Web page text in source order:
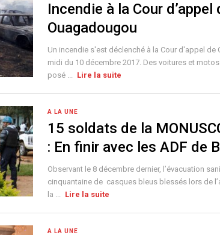
Incendie à la Cour d’appel
Ouagadougou
Un incendie s'est déclenché à la Cour d'appel
midi du 10 décembre 2017. Des voitures et
posé ... Lire la suite
A LA UNE
15 soldats de la
: En finir avec les ADF de
Observant le 8 décembre dernier, l’évacuation
cinquantaine de casques bleus blessés lors de
la ... Lire la suite
A LA UNE